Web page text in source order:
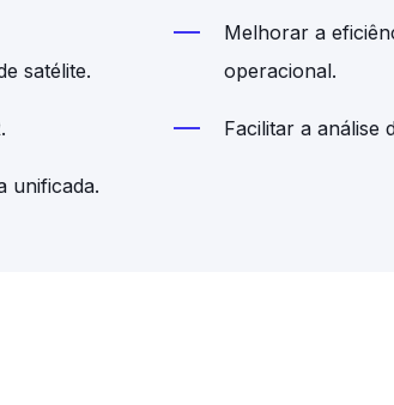
satélite.
unificada.
Melhorar a
operacional.
Facilitar a análise